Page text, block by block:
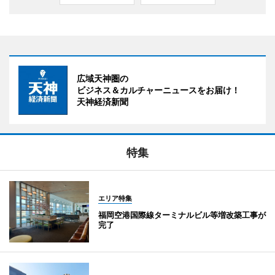
広域天神圏の
ビジネス＆カルチャーニュースをお届け！
天神経済新聞
特集
エリア特集
福岡空港国際線ターミナルビル等増改築工事が
完了